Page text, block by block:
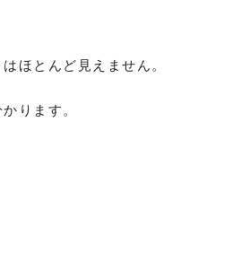
ほとんど見えません。
ります。